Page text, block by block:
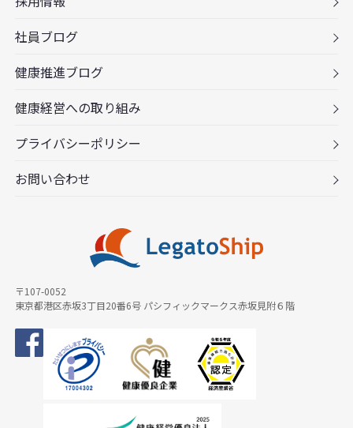
〒107-0052
東京都港区赤坂3丁目20番6号 パシフィックマークス赤坂見附６階
社員ブログ
健康推進ブログ
健康経営への取り組み
プライバシーポリシー
お問い合わせ